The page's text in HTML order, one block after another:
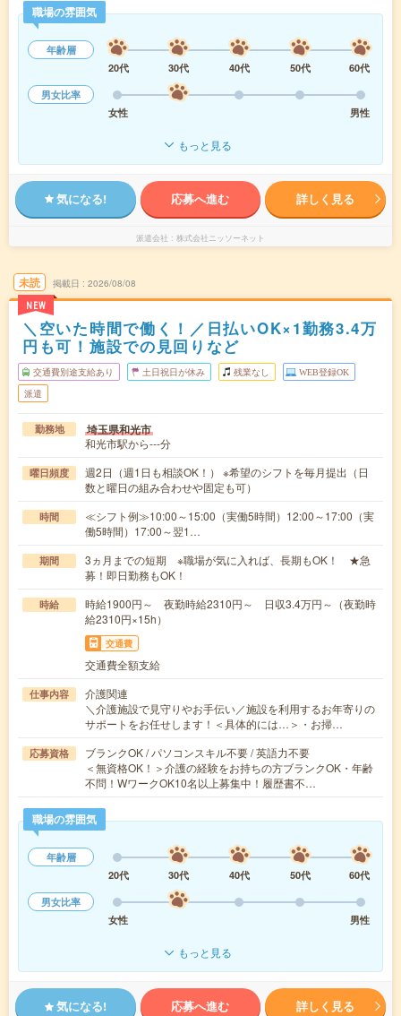
職場の雰囲気
年齢層
20代
30代 40代 50代
60代
男女比率
女性
男性
もっと見る
気になる! 応募へ進む 詳しく見る
派遣会社 株式会社ニッソーネット
未読
NEW
掲載日 2026/08/08
＼空いた時間で働く！／日払いOK×1勤務3.4万
円も可！施設での見回りなど
交通費別途支給あり 土日祝日が休み 残業なし WEB登録OK
派遣
勤務地 埼玉県和光市
和光市駅から---分
曜日頻度
週2日（週1日も相談OK！） ※希望のシフトを毎月提出（日
数と曜日の組み合わせや固定も可）
時間
≪シフト例≫10:00～15:00（実働5時間）12:00～17:00（実
働5時間）17:00～翌1…
期間
3ヵ月までの短期 ※職場が気に入れば、長期もOK！ ★急
募！即日勤務もOK！
時給
時給1900円～ 夜勤時給2310円～ 日収3.4万円～（夜勤時
給2310円×15h）
交通費
交通費全額支給
仕事内容
介護関連
＼介護施設で見守りやお手伝い／施設を利用するお年寄りの
サポートをお任せします！＜具体的には…＞・お掃…
応募資格
ブランクOK / パソコンスキル不要 / 英語力不要
＜無資格OK！＞介護の経験をお持ちの方ブランクOK・年齢
不問！WワークOK10名以上募集中！履歴書不…
職場の雰囲気
年齢層
20代
30代 40代 50代
60代
男女比率
女性
男性
もっと見る
気になる! 応募へ進む 詳しく見る